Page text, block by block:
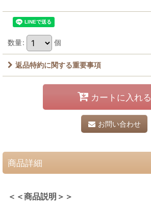
数量: 個
返品特約に関する重要事項
カートに入れる
お問い合わせ
商品詳細
＜＜商品説明＞＞